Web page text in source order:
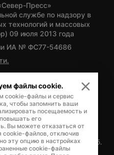
Пресс»
службе по надзору в
технологий и массовых
09 июля 2013 года
ИА № ФС77-54686
политики Ямало-
Кнунянца, д.1, каб.
файлы cookie.
cookie-файлы и сервис
чтобы запомнить ваши
посещаемость и
его
Вы можете отказаться от
cookie-файлов, отключив
эту опцию в настройках
cookie-файлы